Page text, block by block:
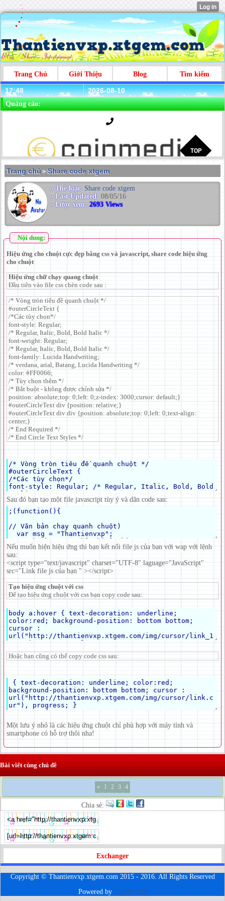
Trang Chủ Giới Thiệu Blog Tìm kiếm
17:48 2026-08-10
Quảng cáo:
Trang chủ >Share code xtgem
» Thể loại: Share code xtgem
» Last Updated: 08/05/16
» Lượt xem: 2693 Views
Nội dung:
Hiệu ứng cho chuột cực đẹp bằng css và javascript, share code hiệu ứng
cho chuột
Hiệu ứng chữ chạy quang chuột
Đầu tiên vào file css chèn code sau :
/* Vòng tròn tiêu đề quanh chuột */
#outerCircleText {
/*Các tùy chọn*/
font-style: Regular;
/* Regular, Italic, Bold, Bold Italic */
font-weight: Regular;
/* Regular, Italic, Bold, Bold Italic */
font-family: Lucida Handwriting;
/* verdana, arial, Batang, Lucida Handwriting */
color: #FF0066;
/* Tùy chọn thêm */
/* Bắt buột - không được chỉnh sửa */
position: absolute;top: 0;left: 0;z-index: 3000;cursor: default;}
#outerCircleText div {position: relative;}
#outerCircleText div div {position: absolute;top: 0;left: 0;text-align:
center;}
/* End Required */
/* End Circle Text Styles */
Sau đó bạn tạo một file javascript tùy ý và dãn code sau:
Nếu muốn hiện hiệu ứng thì bạn kết nối file js của bạn với wap với lệnh
sau:
<script type="text/javascript" charset="UTF-8" laguage="JavaScript"
src="Link file js của bạn " ></script>
Tạo hiệu ứng chuột với css
Để tạo hiệu ứng chuột với css bạn copy code sau:
Hoặc bạn cũng có thể copy code css sau:
Một lưu ý nhỏ là các hiệu ứng chuột chỉ phù hợp với máy tính và
smartphone có hỗ trợ thôi nha!
Bài viết cùng chủ đề
« 1 2 3 4
Chia sẻ:
Exchanger
Copyright © Thantienvxp.xtgem.com 2015 - 2016. All Rights Reserved
Powered by Xtgem.com